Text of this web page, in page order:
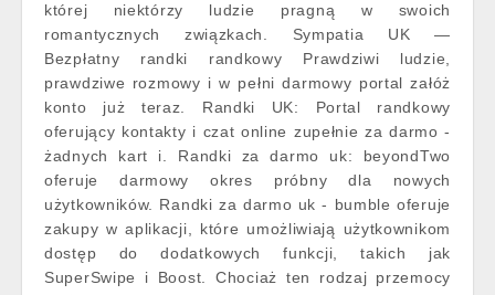
której niektórzy ludzie pragną w swoich
romantycznych związkach. Sympatia UK —
Bezpłatny randki randkowy Prawdziwi ludzie,
prawdziwe rozmowy i w pełni darmowy portal załóż
konto już teraz. Randki UK: Portal randkowy
oferujący kontakty i czat online zupełnie za darmo -
żadnych kart i. Randki za darmo uk: beyondTwo
oferuje darmowy okres próbny dla nowych
użytkowników. Randki za darmo uk - bumble oferuje
zakupy w aplikacji, które umożliwiają użytkownikom
dostęp do dodatkowych funkcji, takich jak
SuperSwipe i Boost. Chociaż ten rodzaj przemocy